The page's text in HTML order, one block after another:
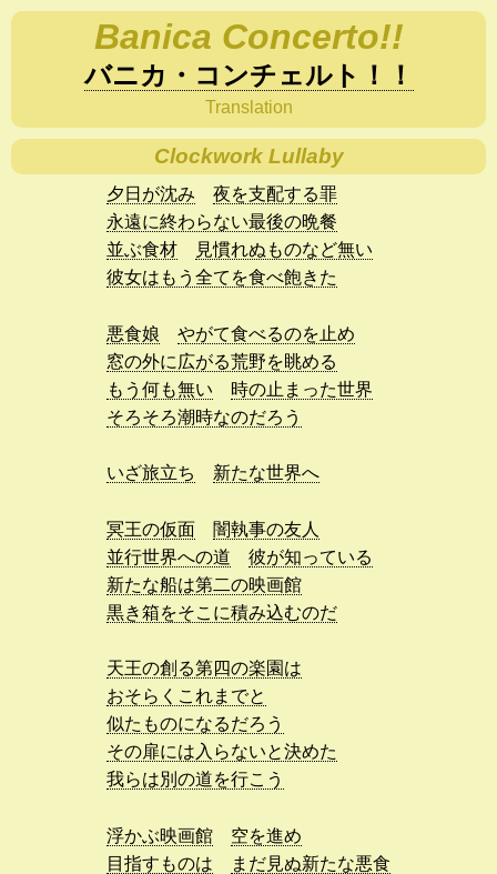
Banica Concerto!!
バニカ・コンチェルト！！
Translation
Clockwork Lullaby
夕日が沈み
夜を支配する罪
永遠に終わらない最後の晩餐
並ぶ食材
見慣れぬものなど無い
彼女はもう全てを食べ飽きた
悪食娘
やがて食べるのを止め
窓の外に広がる荒野を眺める
もう何も無い
時の止まった世界
そろそろ潮時なのだろう
いざ旅立ち 新たな世界へ
冥王の仮面
闇執事の友人
並行世界への道
彼が知っている
新たな船は第二の映画館
黒き箱をそこに積み込むのだ
天王の創る第四の楽園は
おそらくこれまでと
似たものになるだろう
その扉には入らないと決めた
我らは別の道を行こう
浮かぶ映画館
空を進め
目指すものは
まだ見ぬ新たな悪食